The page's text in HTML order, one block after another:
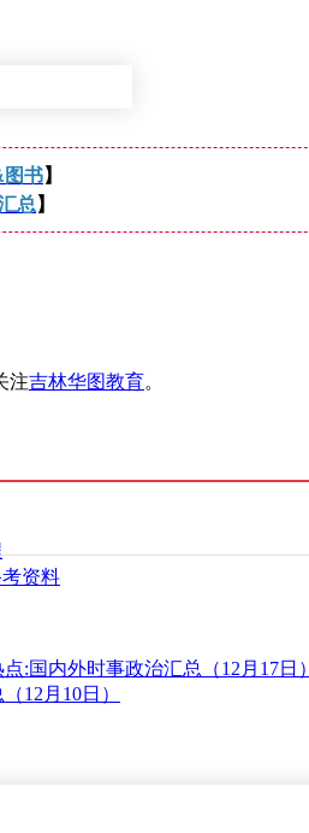
图书】
总 】
注吉林华图教育。
资料
点:国内外时事政治汇总（12月17日）
12月10日）